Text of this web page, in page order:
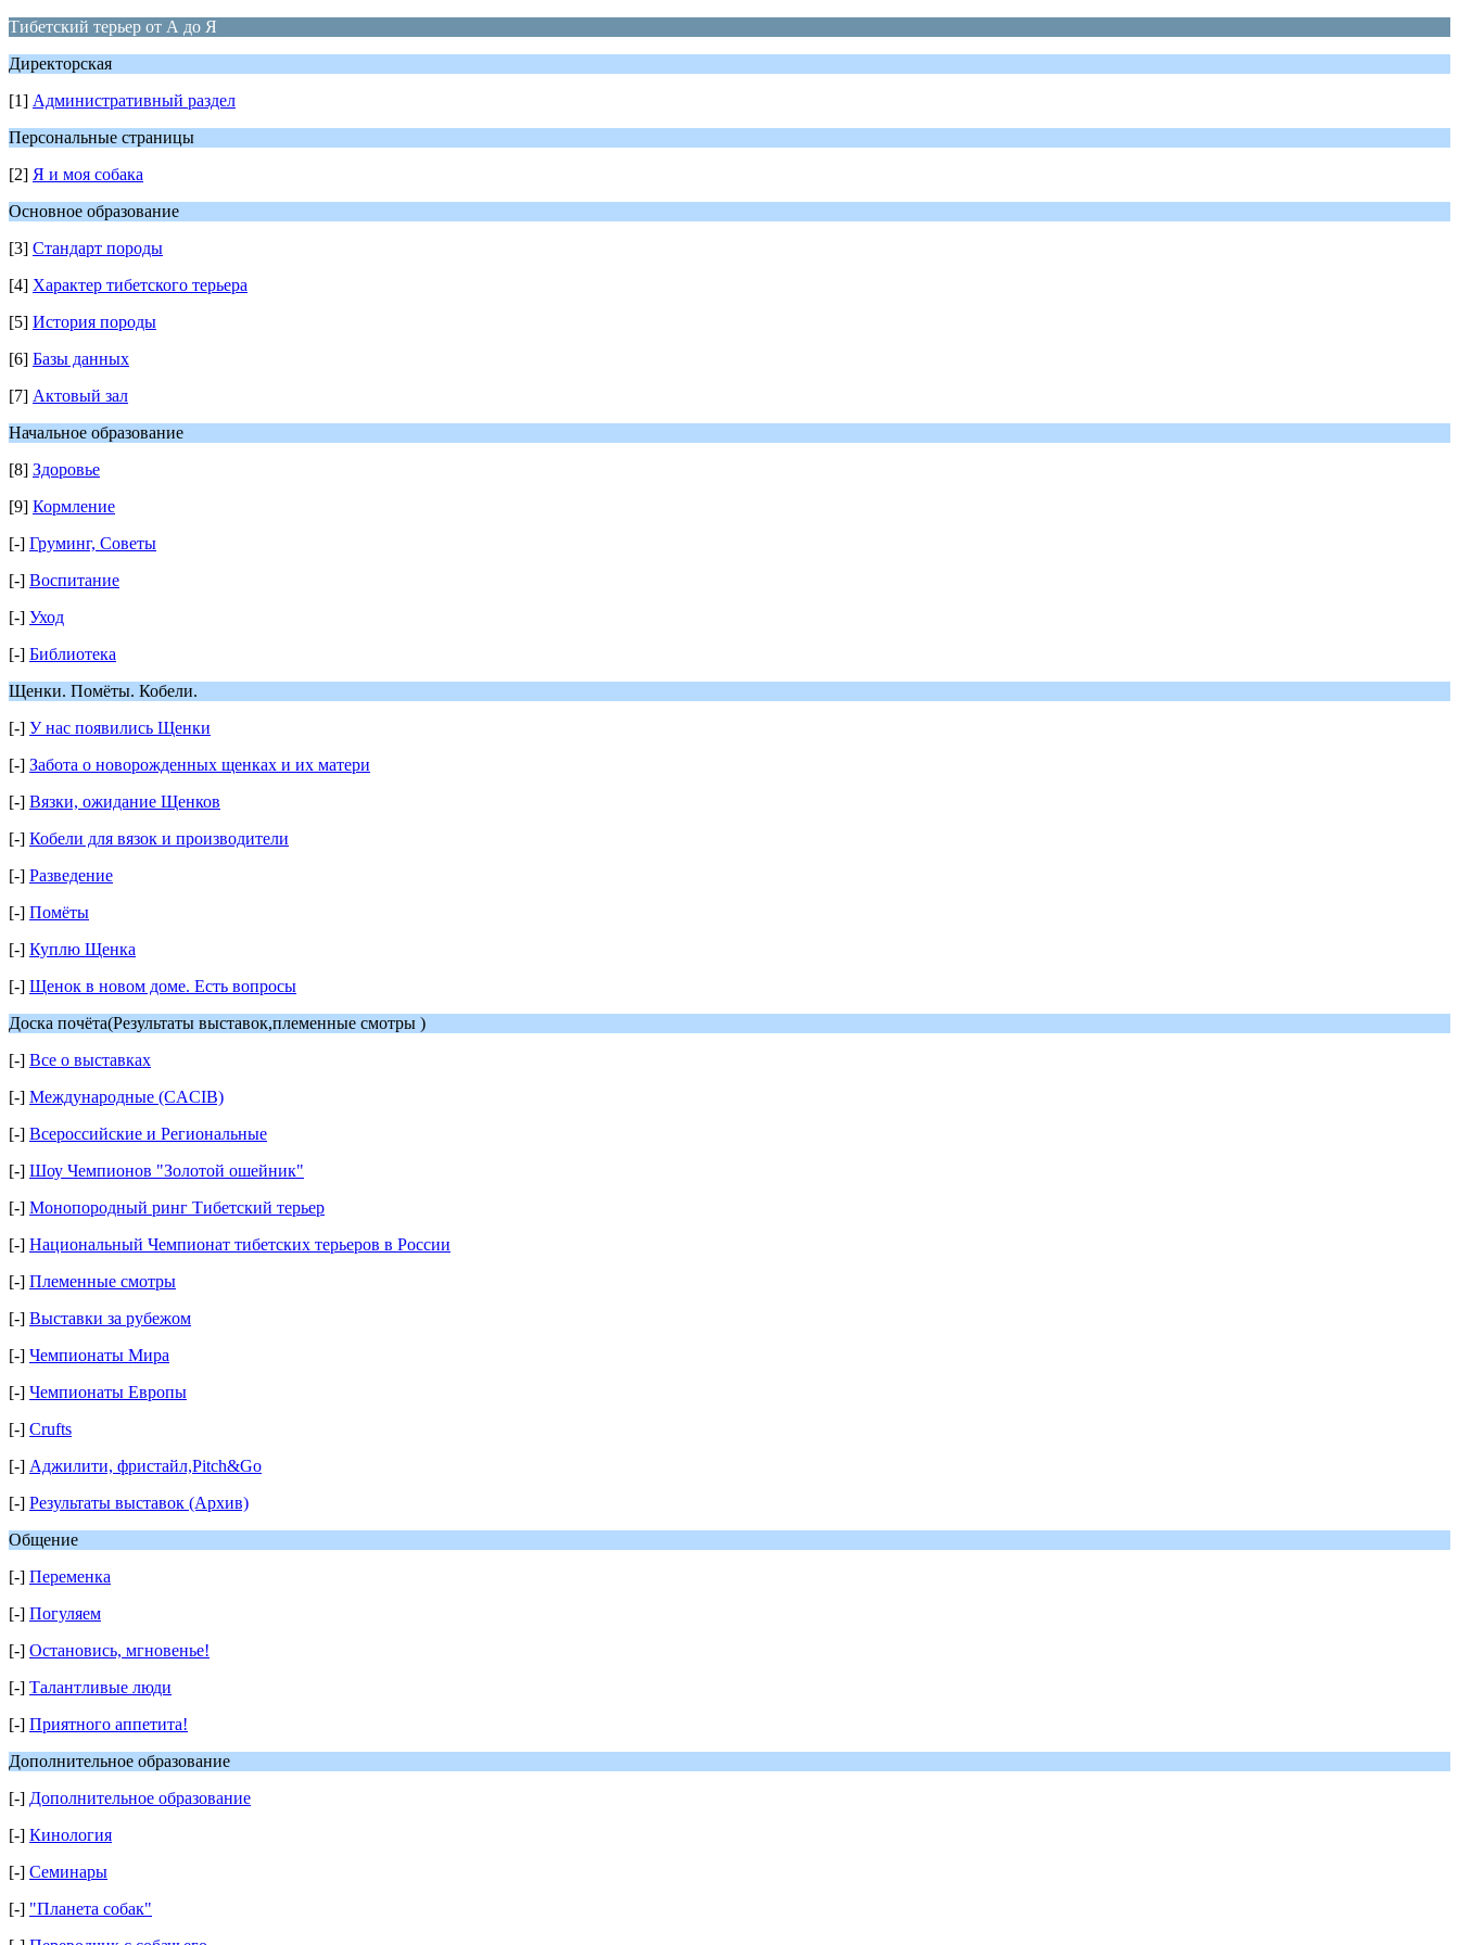
Тибетский терьер от А до Я
Директорская
[1] Административный раздел
Персональные страницы
[2] Я и моя собака
Основное образование
[3] Стандарт породы
[4] Характер тибетского терьера
[5] История породы
[6] Базы данных
[7] Актовый зал
Начальное образование
[8] Здоровье
[9] Кормление
[-] Груминг, Cоветы
[-] Воспитание
[-] Уход
[-] Библиотека
Щенки. Помëты. Кобели.
[-] У нас появились Щенки
[-] Забота о новорожденных щенках и их матери
[-] Вязки, ожидание Щенков
[-] Кобели для вязок и производители
[-] Разведение
[-] Помёты
[-] Куплю Щенка
[-] Щенок в новом доме. Есть вопросы
Доска почёта(Результаты выставок,племенные смотры )
[-] Все о выставках
[-] Международные (CACIB)
[-] Всероссийские и Региональные
[-] Шоу Чемпионов "Золотой ошейник"
[-] Монопородный ринг Тибетский терьер
[-] Национальный Чемпионат тибетских терьеров в России
[-] Племенные смотры
[-] Выставки за рубежом
[-] Чемпионаты Мира
[-] Чемпионаты Европы
[-] Crufts
[-] Аджилити, фристайл,Pitch&Go
[-] Результаты выставок (Архив)
Общение
[-] Переменка
[-] Погуляем
[-] Остановись, мгновенье!
[-] Талантливые люди
[-] Приятного аппетита!
Дополнительное образование
[-] Дополнительное образование
[-] Кинология
[-] Семинары
[-] "Планета собак"